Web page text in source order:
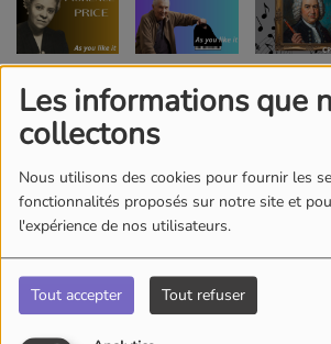
Les informations que
collectons
Nous utilisons des cookies pour fournir les
fonctionnalités proposés sur notre site et
l'expérience de nos utilisateurs.
Tout accepter Tout refuser